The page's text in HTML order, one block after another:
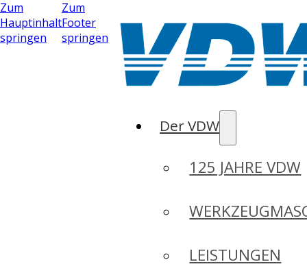
Zum
Hauptinhalt
springen
Zum
Footer
springen
Der VDW
125 JAHRE VDW
LEISTUNGEN